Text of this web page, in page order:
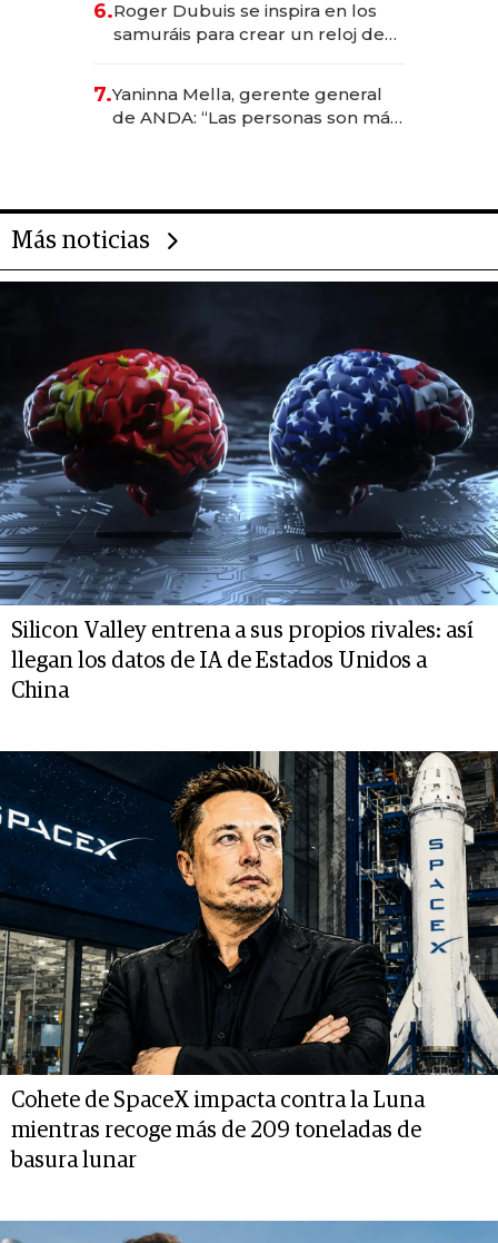
6.Roger Dubuis se inspira en los
samuráis para crear un reloj de
7.Yaninna Mella, gerente general
de ANDA: “Las personas son más
Más noticias
Silicon Valley entrena a sus propios rivales: así
llegan los datos de IA de Estados Unidos a
China
Cohete de SpaceX impacta contra la Luna
mientras recoge más de 209 toneladas de
basura lunar